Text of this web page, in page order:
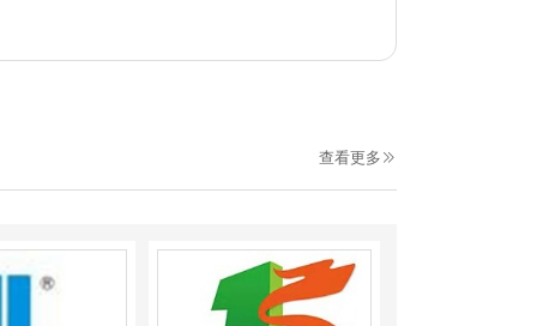
查看更多